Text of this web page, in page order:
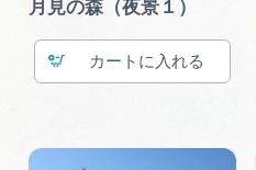
月見の森（夜景１）
カート